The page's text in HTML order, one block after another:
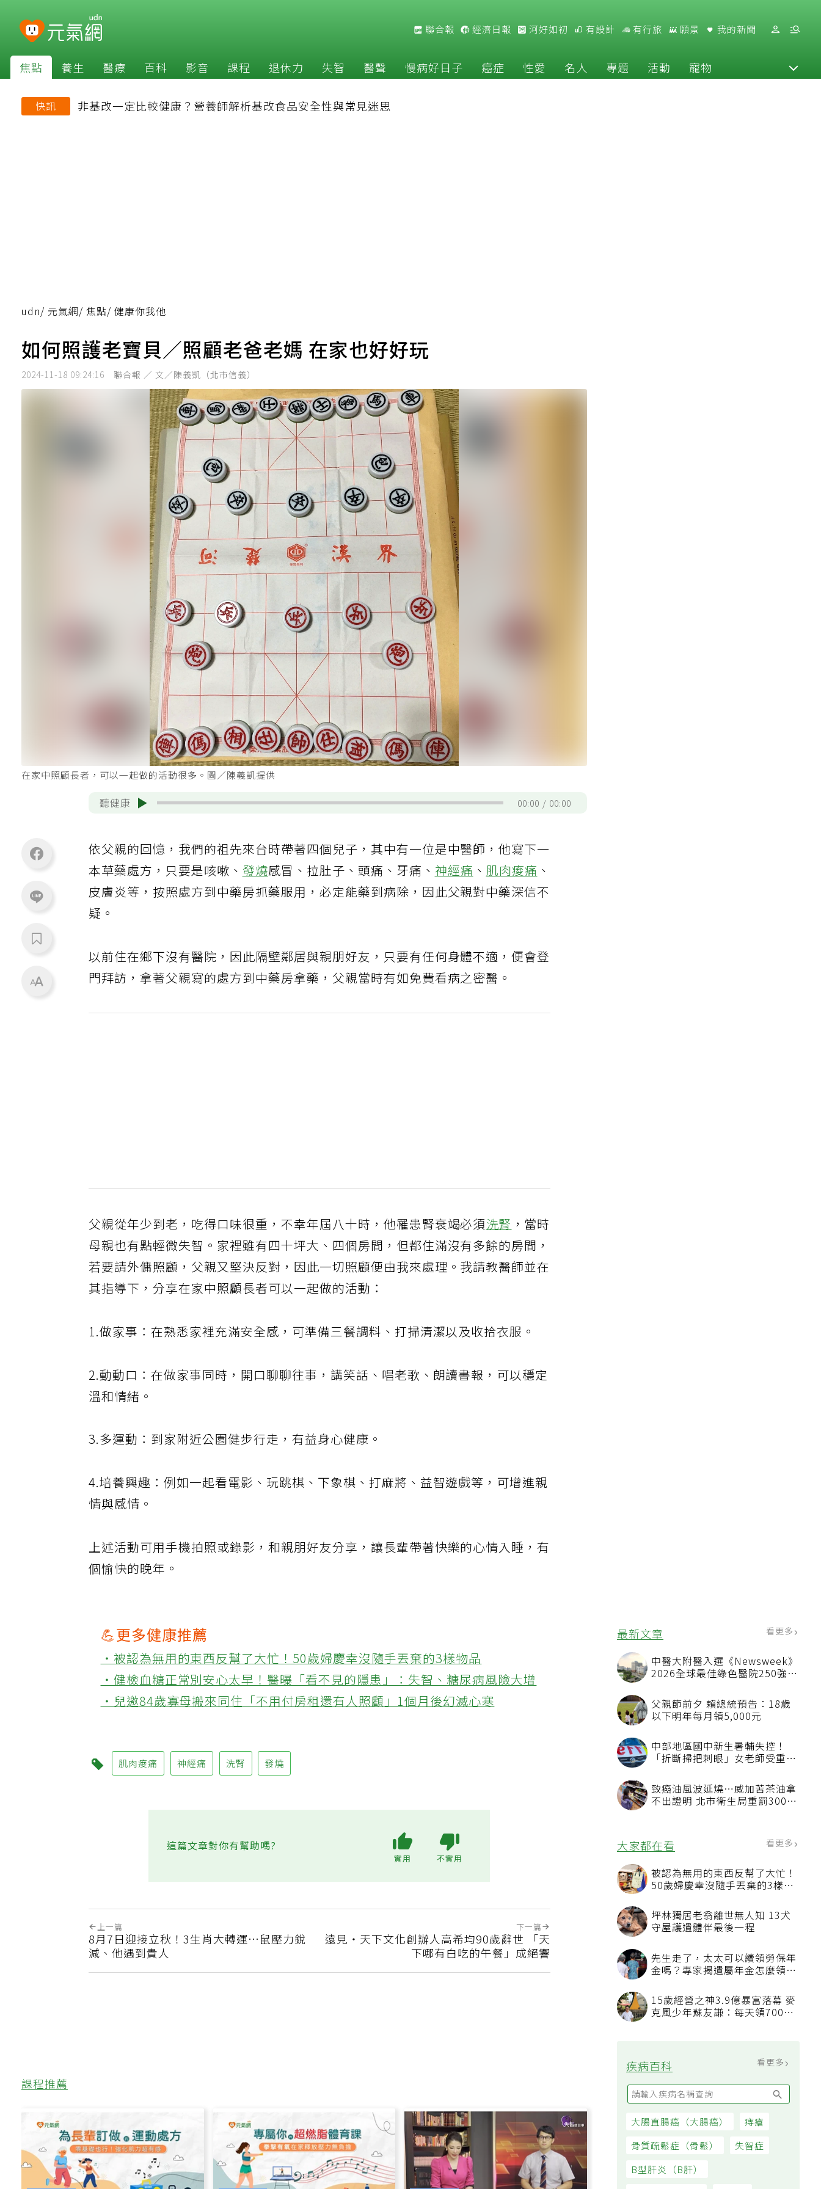
聯合報 經濟日報 河好如初 有設計 有行旅 願景 我的新聞
焦點 養生 醫療 百科 影音 課程 退休力 失智 醫聲 慢病好日子 癌症 性愛 名人 專題 活動 寵物
快訊 非基改一定比較健康？營養師解析基改食品安全性與常見迷思
最新文章 看更多
中醫大附醫入選《Newsweek》
2026全球最佳綠色醫院250強
選 四葉績效指標居台灣最佳
父親節前夕 賴總統預告：18歲
以下明年每月領5,000元
中部地區國中新生暑輔失控！
「折斷掃把刺眼」女老師受重傷
致癌油風波延燒…威加苦茶油拿
不出證明 北市衛生局重罰300萬
大家都在看
被認為無用的東西反幫了大忙！
50歲婦慶幸沒隨手丟棄的3樣物
坪林獨居老翁離世無人知 13犬
守屋護遺體伴最後一程
先生走了，太太可以續領勞保年
看順位還要看資格
15歲經營之神3.9億暴富落幕 麥
疾病百科
udn/ 元氣網/ 焦點/ 健康你我他
如何照護老寶貝／照顧老爸老媽 在家也好好玩
2024-11-18 09:24:16 聯合報 ／ 文／陳義凱（北市信義）
在家中照顧長者，可以一起做的活動很多。圖／陳義凱提供
聽健康 00:00 00:00
依父親的回憶，我們的祖先來台時帶著四個兒子，其中有一位是中醫師，他寫下一
本草藥處方，只要是咳嗽、發燒感冒、拉肚子、頭痛、牙痛、神經痛 、肌肉痠痛 、
皮膚炎等，按照處方到中藥房抓藥服用，必定能藥到病除，因此父親對中藥深信不
疑。
以前住在鄉下沒有醫院，因此隔壁鄰居與親朋好友，只要有任何身體不適，便會登
門拜訪，拿著父親寫的處方到中藥房拿藥，父親當時有如免費看病之密醫。
父親從年少到老，吃得口味很重，不幸年屆八十時，他罹患腎衰竭必須洗腎 ，當時
母親也有點輕微失智。家裡雖有四十坪大、四個房間，但都住滿沒有多餘的房間，
若要請外傭照顧，父親又堅決反對，因此一切照顧便由我來處理。我請教醫師並在
其指導下，分享在家中照顧長者可以一起做的活動：
1.做家事：在熟悉家裡充滿安全感，可準備三餐調料、打掃清潔以及收拾衣服。
2.動動口：在做家事同時，開口聊聊往事，講笑話、唱老歌、朗讀書報，可以穩定
溫和情緒。
3.多運動：到家附近公園健步行走，有益身心健康。
4.培養興趣：例如一起看電影、玩跳棋、下象棋、打麻將、益智遊戲等，可增進親
情與感情。
上述活動可用手機拍照或錄影，和親朋好友分享，讓長輩帶著快樂的心情入睡，有
個愉快的晚年。
💪更多健康推薦
‧被認為無用的東西反幫了大忙！50歲婦慶幸沒隨手丟棄的3樣物品
‧健檢血糖正常別安心太早！醫曝「看不見的隱患」：失智、糖尿病風險大增
‧兒邀84歲寡母搬來同住「不用付房租還有人照顧」1個月後幻滅心寒
肌肉痠痛 神經痛 洗腎 發燒
這篇文章對你有幫助嗎?
上一篇
8月7日迎接立秋！3生肖大轉運…鼠壓力銳
減、他遇到貴人
下一篇
遠見‧天下文化創辦人高希均90歲辭世 「天
下哪有白吃的午餐」成絕響
課程推薦